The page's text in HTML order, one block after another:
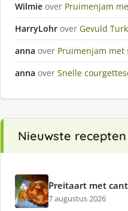
Wilmie over Pruimenjam
HarryLohr over Gevuld
anna over Pruimenjam met
anna over Snelle
Nieuwste recepten
Preitaart met
7 augustus 2026